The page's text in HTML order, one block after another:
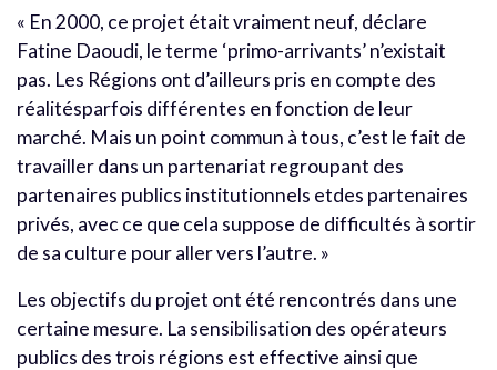
« En 2000, ce projet était vraiment neuf, déclare
Fatine Daoudi, le terme ‘primo-arrivants’ n’existait
pas. Les Régions ont d’ailleurs pris en compte des
réalitésparfois différentes en fonction de leur
marché. Mais un point commun à tous, c’est le fait de
travailler dans un partenariat regroupant des
partenaires publics institutionnels etdes partenaires
privés, avec ce que cela suppose de difficultés à sortir
de sa culture pour aller vers l’autre. »
Les objectifs du projet ont été rencontrés dans une
certaine mesure. La sensibilisation des opérateurs
publics des trois régions est effective ainsi que